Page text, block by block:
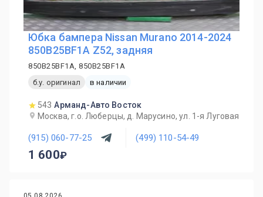
Юбка бампера Nissan Murano 2014-2024
850B25BF1A Z52, задняя
850B25BF1A, 850B25BF1A
б.у. оригинал
в наличии
543 Арманд-Авто Восток
Москва, г.о. Люберцы, д. Марусино, ул. 1-я Луговая
(915) 060-77-25 (499) 110-54-49
1 600